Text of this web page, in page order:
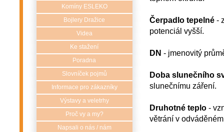
Komíny ESLEKO
Bojlery Dražice
Videa
Ke stažení
Poradna
Slovníček pojmů
Informace pro zákazníky
Výstavy a veletrhy
Proč vy a my?
Napsali o nás / nám
Čerpadlo tepelné-
potenciál vyšší.
DN - jmenovitý
Doba slunečního
slunečnímu záření.
Druhotné teplo-
větrání v